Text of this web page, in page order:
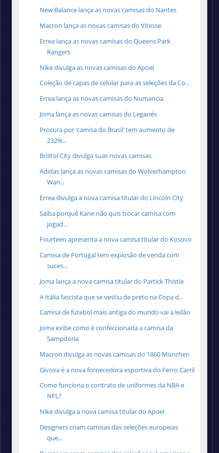
New Balance lança as novas camisas do Nantes
Macron lança as novas camisas do Vitesse
Errea lança as novas camisas do Queens Park
Rangers
Nike divulga as novas camisas do Apoel
Coleção de capas de celular para as seleções da Co...
Errea lança as novas camisas do Numancia
Joma lança as novas camisas do Leganés
Procura por ‘camisa do Brasil’ tem aumento de
232%...
Bristol City divulga suas novas camisas
Adidas lança as novas camisas do Wolverhampton
Wan...
Errea divulga a nova camisa titular do Lincoln City
Saiba porquê Kane não quis trocar camisa com
jogad...
Fourteen apresenta a nova camisa titular do Kosovo
Camisa de Portugal tem explosão de venda com
suces...
Joma lança a nova camisa titular do Partick Thistle
A Itália fascista que se vestiu de preto na Copa d...
Camisa de futebol mais antiga do mundo vai a leilão
Joma exibe como é confeccionada a camisa da
Sampdoria
Macron divulga as novas camisas do 1860 München
Givova é a nova fornecedora esportiva do Ferro Carril
Como funciona o contrato de uniformes da NBA e
NFL?
Nike divulga a nova camisa titular do Apoel
Designers criam camisas das seleções europeias
que...